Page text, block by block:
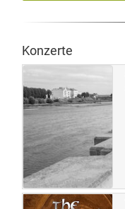
Konzerte
Quelle: Veranstalter